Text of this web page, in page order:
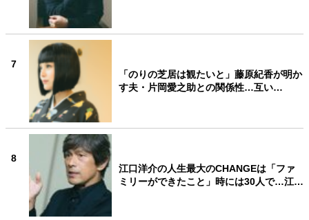
7
「のりの芝居は観たいと」藤原紀香が明か
す夫・片岡愛之助との関係性…互い…
8
江口洋介の人生最大のCHANGEは「ファ
ミリーができたこと」時には30人で…江…